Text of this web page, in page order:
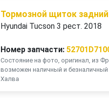
Тормозной щиток
Hyundai Tucson 3 рест. 2018
Номер запчасти:
Состояние на фото, оригинал, из
возможен наличный и
Халва